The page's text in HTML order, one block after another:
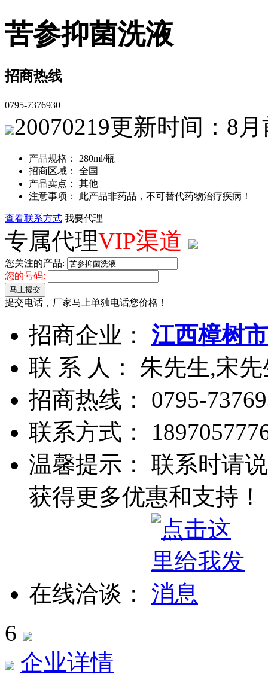
苦参抑菌洗液
招商热线
0795-7376930
20070219更新时间：8月
产品规格： 280ml/瓶
招商区域： 全国
产品卖点： 其他
注意事项： 此产品非药品，不可替代药物治疗疾病！
查看联系方式 我要代理
专属代理VIP渠道
您关注的产品:
您的号码:
马上提交
提交电话，厂家马上单独电话您价格！
招商企业： 江西樟树
联 系 人： 朱先生,宋先
招商热线： 0795-
联系方式：
温馨提示： 联系时请
获得更多优惠和支持！
在线洽谈：
6
企业详情